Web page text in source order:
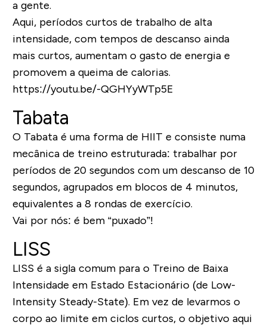
a gente.
Aqui, períodos curtos de trabalho de alta
intensidade, com tempos de descanso ainda
mais curtos, aumentam o gasto de energia e
promovem a queima de calorias.
https://youtu.be/-QGHYyWTp5E
Tabata
O Tabata é uma forma de HIIT e consiste numa
mecânica de treino estruturada: trabalhar por
períodos de 20 segundos com um descanso de 10
segundos, agrupados em blocos de 4 minutos,
equivalentes a 8 rondas de exercício.
Vai por nós: é bem “puxado”!
LISS
LISS é a sigla comum para o Treino de Baixa
Intensidade em Estado Estacionário (de Low-
Intensity Steady-State). Em vez de levarmos o
corpo ao limite em ciclos curtos, o objetivo aqui